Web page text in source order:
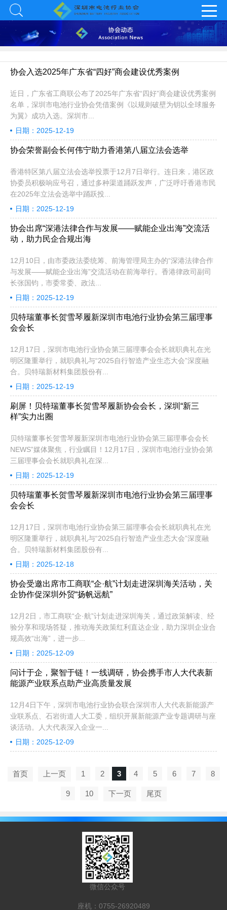
协会入选2025年广东省“四好”商会建设优秀案例
近日，广东省工商联公布了2025年广东省“四好”商会建设优秀案例
名单，深圳市电池行业协会凭借案例《以规则破壁为钥以全球服务
为翼》成功入选。深圳市...
日期：2025-12-19
协会荣誉副会长何伟宁助力香港第八届立法会选举
香港特区第八届立法会选举投票于12月7日举行。连日来，港区政
协委员积极响应号召，通过多种渠道踊跃发声，广泛呼吁香港市民
在2025年立法会选举中踊跃投...
日期：2025-12-19
协会出席“深港法律合作与发展——赋能企业出海”交流活
动，助力民企合规出海
12月10日，由市委政法委统筹、前海管理局主办的“深港法律合作
与发展——赋能企业出海”交流活动在前海举行。香港律政司副司
长张国钧，市委常委、政法...
日期：2025-12-19
贝特瑞董事长贺雪琴履新深圳市电池行业协会第三届理事
会会长
12月17日，深圳市电池行业协会第三届理事会会长就职典礼在光
明区隆重举行，就职典礼与“2025自行智造产业生态大会”深度融
合。贝特瑞新材料集团股份有...
日期：2025-12-19
刷屏！贝特瑞董事长贺雪琴履新协会会长，深圳“新三
样”实力出圈
贝特瑞董事长贺雪琴履新深圳市电池行业协会第三届理事会会长
NEWS”媒体聚焦，行业瞩目！12月17日，深圳市电池行业协会第
三届理事会会长就职典礼在深...
日期：2025-12-19
贝特瑞董事长贺雪琴履新深圳市电池行业协会第三届理事
会会长
12月17日，深圳市电池行业协会第三届理事会会长就职典礼在光
明区隆重举行，就职典礼与“2025自行智造产业生态大会”深度融
合。贝特瑞新材料集团股份有...
日期：2025-12-18
协会受邀出席市工商联“企·航”计划走进深圳海关活动，关
企协作促深圳外贸“扬帆远航”
12月2日，市工商联“企·航”计划走进深圳海关，通过政策解读、经
验分享和现场答疑，推动海关政策红利直达企业，助力深圳企业合
规高效“出海”，进一步...
日期：2025-12-09
问计于企，聚智于链！一线调研，协会携手市人大代表新
能源产业联系点助产业高质量发展
12月4日下午，深圳市电池行业协会联合深圳市人大代表新能源产
业联系点、石岩街道人大工委，组织开展新能源产业专题调研与座
谈活动。人大代表深入企业一...
日期：2025-12-09
首页 上一页 1 2 3 4 5 6 7 8
9 10 下一页 尾页
微信公众号
座机：0755-26920489